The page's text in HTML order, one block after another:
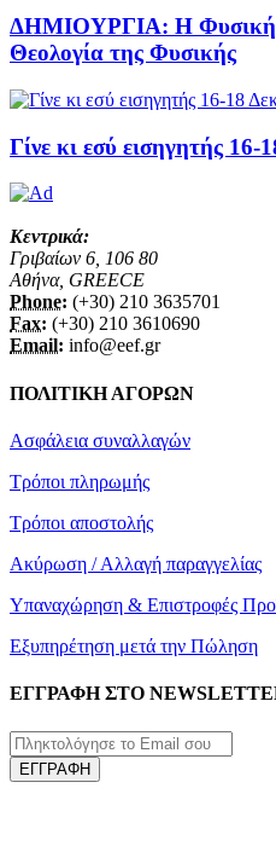
ΔΗΜΙΟΥΡΓΙΑ: Η Φυσική
Θεολογία της Φυσικής
Γίνε κι εσύ εισηγητής 16-
Κεντρικά:
Γριβαίων 6, 106 80
Αθήνα, GREECE
Phone: (+30) 210 3635701
Fax: (+30) 210 3610690
Email: info@eef.gr
ΠΟΛΙΤΙΚΗ ΑΓΟΡΩΝ
Ασφάλεια συναλλαγών
Τρόποι πληρωμής
Τρόποι αποστολής
Ακύρωση / Αλλαγή παραγγελίας
Υπαναχώρηση & Επιστροφές
Εξυπηρέτηση μετά την Πώληση
ΕΓΓΡΑΦΗ ΣΤΟ
ΕΓΓΡΑΦΗ